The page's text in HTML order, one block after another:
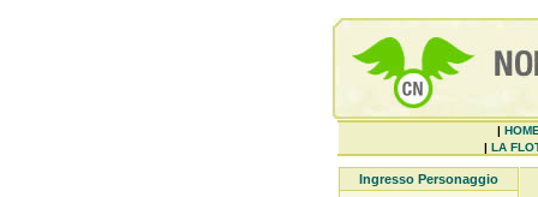
|
| LA
Ingresso Personaggio